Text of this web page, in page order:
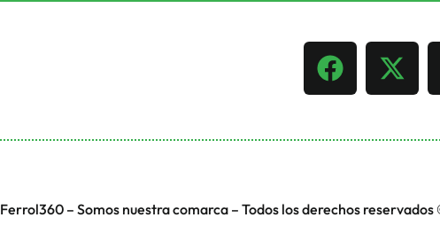
Ferrol360 – Somos nuestra comarca – Todos los derechos